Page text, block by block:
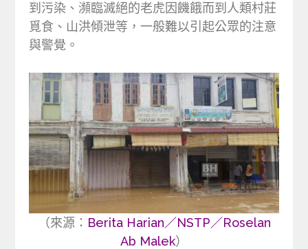
到污染、瀕臨滅絕的老虎因饑餓而到人類村莊
覓食、山洪傾泄等，一般難以引起公眾的注意
與警覺。
（來源： Berita Harian／NSTP／Roselan
Ab Malek）